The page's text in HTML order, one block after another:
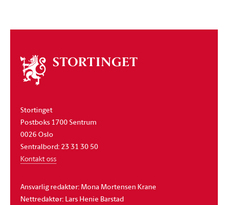
Om
stortinget
Stortinget
Postboks 1700 Sentrum
0026 Oslo
Sentralbord: 23 31 30 50
Kontakt oss
Ansvarlig redaktør: Mona Mortensen Krane
Nettredaktør: Lars Henie Barstad